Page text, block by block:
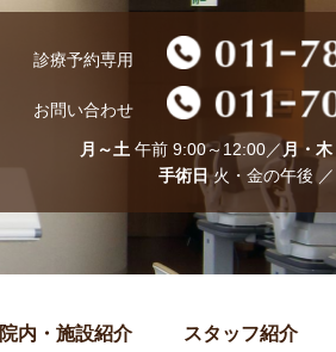
診療予約専用
お問い合わせ
月～土 午前 9:00～12:00／月・木
手術日火・金の午後 ／
院内・施設紹介 スタッフ紹介